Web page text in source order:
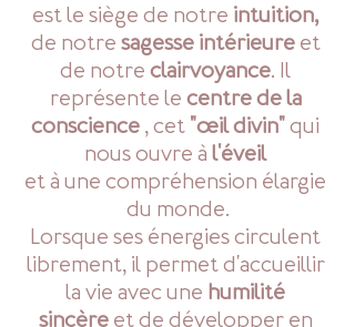
est le siège de notre intuition,
de notre sagesse intérieure et
de notre clairvoyance. Il
représente le centre de la
conscience , cet "œil divin" qui
nous ouvre à l'éveil
et à une compréhension élargie
du monde.
Lorsque ses énergies circulent
librement, il permet d'accueillir
la vie avec une humilité
sincère et de développer en